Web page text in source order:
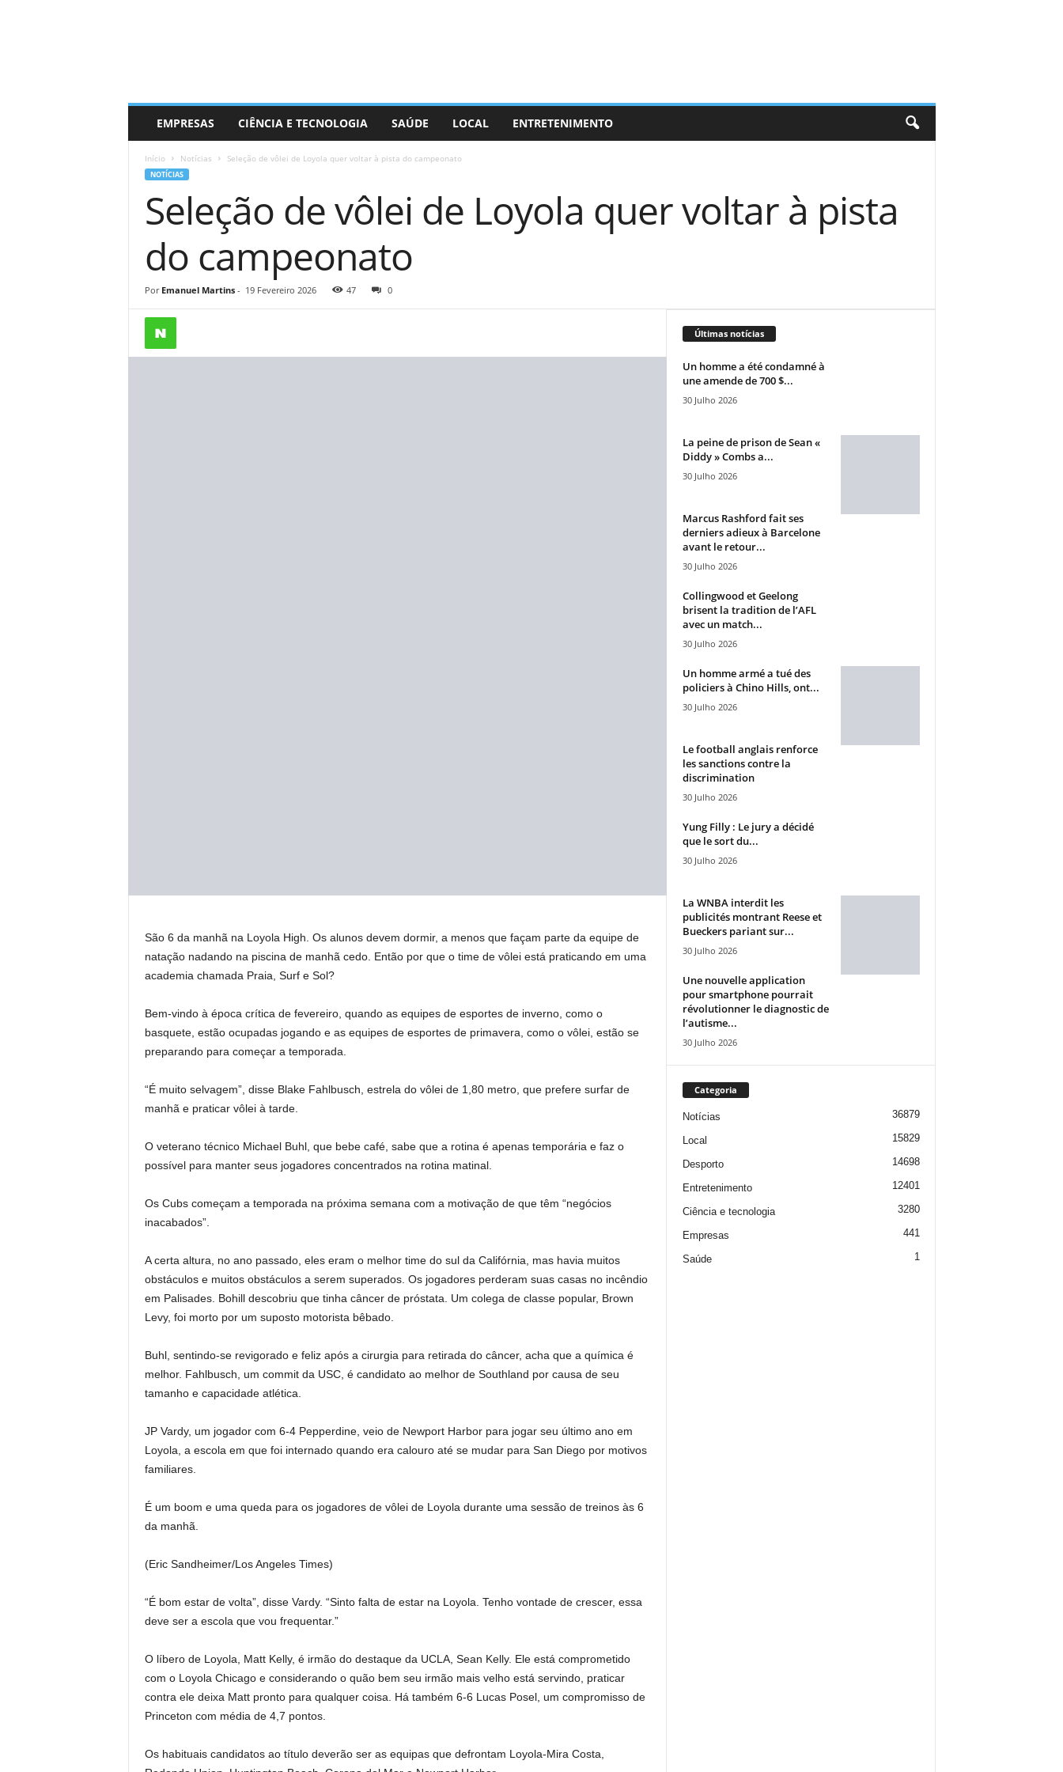
EMPRESAS CIÊNCIA E TECNOLOGIA SAÚDE LOCAL ENTRETENIMENTO
Início Notícias Seleção de vôlei de Loyola quer voltar à pista do campeonato
NOTÍCIAS
Seleção de vôlei de Loyola quer voltar à pista
do campeonato
Por Emanuel Martins- 19 Fevereiro 2026 47 0
São 6 da manhã na Loyola High. Os alunos devem dormir, a menos que façam parte da equipe de
natação nadando na piscina de manhã cedo. Então por que o time de vôlei está praticando em uma
academia chamada Praia, Surf e Sol?
Bem-vindo à época crítica de fevereiro, quando as equipes de esportes de inverno, como o
basquete, estão ocupadas jogando e as equipes de esportes de primavera, como o vôlei, estão se
preparando para começar a temporada.
“É muito selvagem”, disse Blake Fahlbusch, estrela do vôlei de 1,80 metro, que prefere surfar de
manhã e praticar vôlei à tarde.
O veterano técnico Michael Buhl, que bebe café, sabe que a rotina é apenas temporária e faz o
possível para manter seus jogadores concentrados na rotina matinal.
Os Cubs começam a temporada na próxima semana com a motivação de que têm “negócios
inacabados”.
A certa altura, no ano passado, eles eram o melhor time do sul da Califórnia, mas havia muitos
obstáculos e muitos obstáculos a serem superados. Os jogadores perderam suas casas no incêndio
em Palisades. Bohill descobriu que tinha câncer de próstata. Um colega de classe popular, Brown
Levy, foi morto por um suposto motorista bêbado.
Buhl, sentindo-se revigorado e feliz após a cirurgia para retirada do câncer, acha que a química é
melhor. Fahlbusch, um commit da USC, é candidato ao melhor de Southland por causa de seu
tamanho e capacidade atlética.
JP Vardy, um jogador com 6-4 Pepperdine, veio de Newport Harbor para jogar seu último ano em
Loyola, a escola em que foi internado quando era calouro até se mudar para San Diego por motivos
familiares.
É um boom e uma queda para os jogadores de vôlei de Loyola durante uma sessão de treinos às 6
da manhã.
(Eric Sandheimer/Los Angeles Times)
“É bom estar de volta”, disse Vardy. “Sinto falta de estar na Loyola. Tenho vontade de crescer, essa
deve ser a escola que vou frequentar.”
O líbero de Loyola, Matt Kelly, é irmão do destaque da UCLA, Sean Kelly. Ele está comprometido
com o Loyola Chicago e considerando o quão bem seu irmão mais velho está servindo, praticar
contra ele deixa Matt pronto para qualquer coisa. Há também 6-6 Lucas Posel, um compromisso de
Princeton com média de 4,7 pontos.
Os habituais candidatos ao título deverão ser as equipas que defrontam Loyola-Mira Costa,
Últimas notícias
Un homme a été condamné à
une amende de 700 $...
30 Julho 2026
La peine de prison de Sean «
Diddy » Combs a...
30 Julho 2026
Marcus Rashford fait ses
derniers adieux à Barcelone
avant le retour...
30 Julho 2026
Collingwood et Geelong
brisent la tradition de l’AFL
avec un match...
30 Julho 2026
Un homme armé a tué des
policiers à Chino Hills, ont...
30 Julho 2026
Le football anglais renforce
les sanctions contre la
discrimination
30 Julho 2026
Yung Filly : Le jury a décidé
que le sort du...
30 Julho 2026
La WNBA interdit les
publicités montrant Reese et
Bueckers pariant sur...
30 Julho 2026
Une nouvelle application
pour smartphone pourrait
révolutionner le diagnostic de
l’autisme...
30 Julho 2026
Categoria
Notícias 36879
Local 15829
Desporto 14698
Entretenimento 12401
Ciência e tecnologia 3280
Empresas 441
Saúde 1